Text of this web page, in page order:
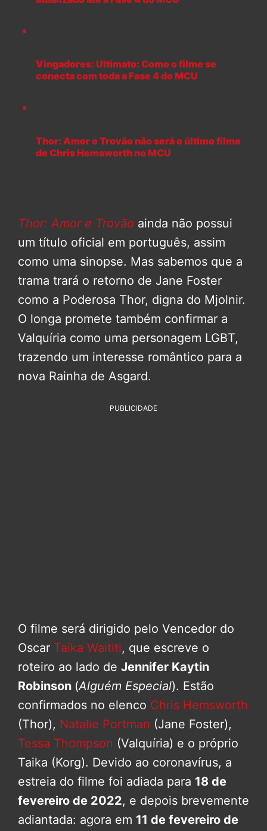
Vingadores: Ultimato: Como o filme se
conecta com toda a Fase 4 do MCU
Thor: Amor e Trovão não será o último filme
de Chris Hemsworth no MCU
Thor: Amor e Trovão ainda não possui
um título oficial em português, assim
como uma sinopse. Mas sabemos que a
trama trará o retorno de Jane Foster
como a Poderosa Thor, digna do Mjolnir.
O longa promete também confirmar a
Valquíria como uma personagem LGBT,
trazendo um interesse romântico para a
nova Rainha de Asgard.
PUBLICIDADE
O filme será dirigido pelo Vencedor do
Oscar Taika Waititi, que escreve o
roteiro ao lado de Jennifer Kaytin
Robinson (Alguém Especial). Estão
confirmados no elenco Chris Hemsworth
(Thor), Natalie Portman (Jane Foster),
Tessa Thompson (Valquíria) e o próprio
Taika (Korg). Devido ao coronavírus, a
estreia do filme foi adiada para 18 de
fevereiro de 2022, e depois brevemente
adiantada: agora em 11 de fevereiro de